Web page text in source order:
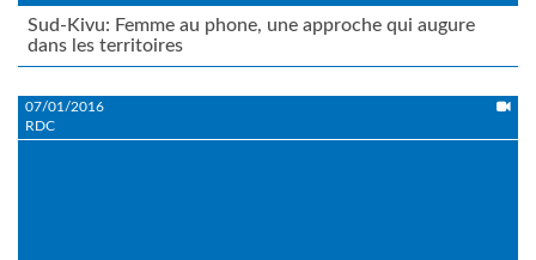
Sud-Kivu: Femme au phone, une approche qui augure
dans les territoires
07/01/2016
RDC